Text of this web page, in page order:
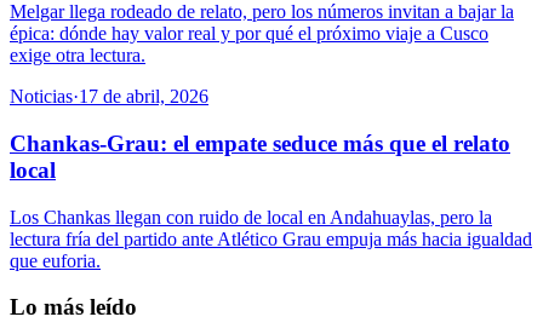
Melgar llega rodeado de relato, pero los números invitan a bajar la
épica: dónde hay valor real y por qué el próximo viaje a Cusco
exige otra lectura.
Noticias·17 de abril, 2026
Chankas-Grau: el empate seduce más que el relato
local
Los Chankas llegan con ruido de local en Andahuaylas, pero la
lectura fría del partido ante Atlético Grau empuja más hacia igualdad
que euforia.
Lo más leído